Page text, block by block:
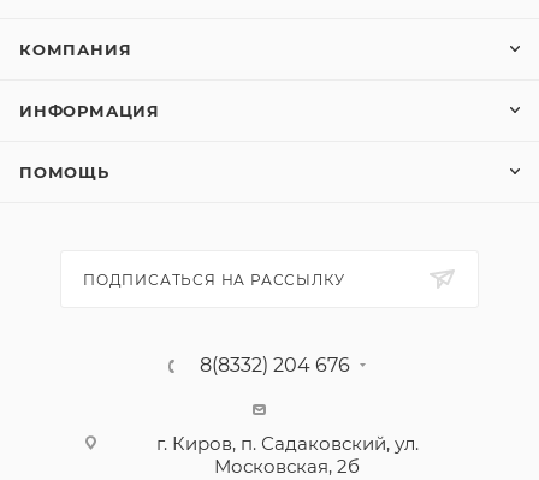
КОМПАНИЯ
ИНФОРМАЦИЯ
ПОМОЩЬ
ПОДПИСАТЬСЯ НА РАССЫЛКУ
8(8332) 204 676
г. Киров, п. Садаковский, ул.
Московская, 2б